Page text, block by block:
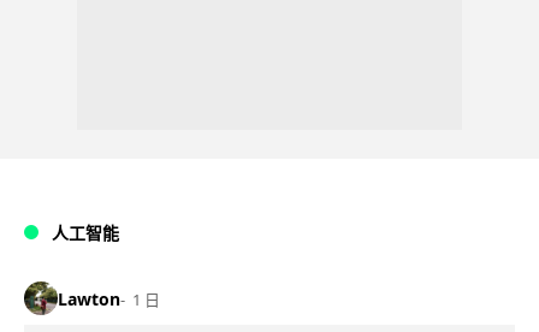
人工智能
Lawton 1 日